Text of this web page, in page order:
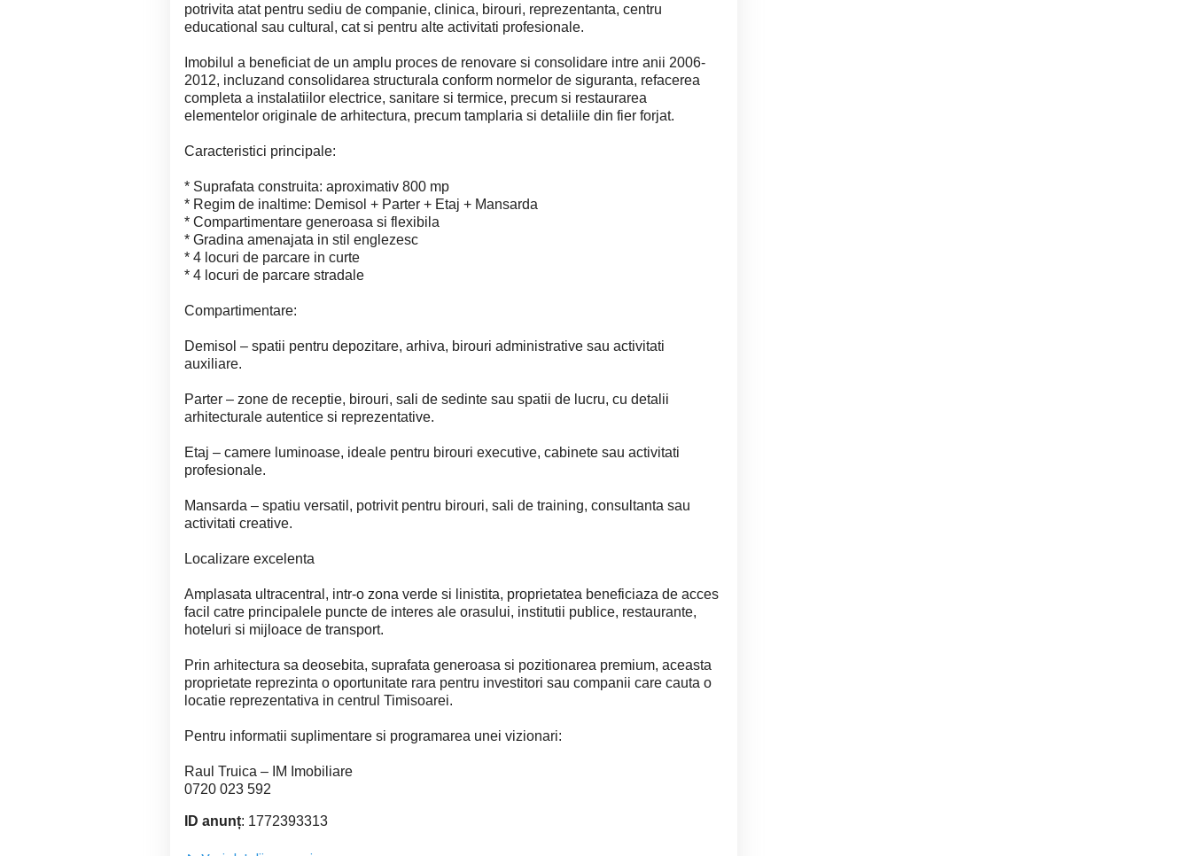
potrivita atat pentru sediu de companie, clinica, birouri, reprezentanta, centru
educational sau cultural, cat si pentru alte activitati profesionale.
Imobilul a beneficiat de un amplu proces de renovare si consolidare intre anii 2006-
2012, incluzand consolidarea structurala conform normelor de siguranta, refacerea
completa a instalatiilor electrice, sanitare si termice, precum si restaurarea
elementelor originale de arhitectura, precum tamplaria si detaliile din fier forjat.
Caracteristici principale:
* Suprafata construita: aproximativ 800 mp
* Regim de inaltime: Demisol + Parter + Etaj + Mansarda
* Compartimentare generoasa si flexibila
* Gradina amenajata in stil englezesc
* 4 locuri de parcare in curte
* 4 locuri de parcare stradale
Compartimentare:
Demisol – spatii pentru depozitare, arhiva, birouri administrative sau activitati
auxiliare.
Parter – zone de receptie, birouri, sali de sedinte sau spatii de lucru, cu detalii
arhitecturale autentice si reprezentative.
Etaj – camere luminoase, ideale pentru birouri executive, cabinete sau activitati
profesionale.
Mansarda – spatiu versatil, potrivit pentru birouri, sali de training, consultanta sau
activitati creative.
Localizare excelenta
Amplasata ultracentral, intr-o zona verde si linistita, proprietatea beneficiaza de acces
facil catre principalele puncte de interes ale orasului, institutii publice, restaurante,
hoteluri si mijloace de transport.
Prin arhitectura sa deosebita, suprafata generoasa si pozitionarea premium, aceasta
proprietate reprezinta o oportunitate rara pentru investitori sau companii care cauta o
locatie reprezentativa in centrul Timisoarei.
Pentru informatii suplimentare si programarea unei vizionari:
Raul Truica – IM Imobiliare
0720 023 592
ID anunț: 1772393313